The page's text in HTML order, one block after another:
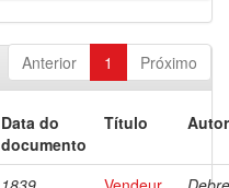
Anterior 1 Próximo
Data do
documento
Título